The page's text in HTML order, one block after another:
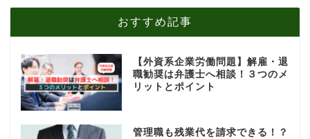
おすすめ記事
【外資系企業労働問題】解雇・退
職勧奨は弁護士へ相談！３つのメ
リットとポイント
管理職も残業代を請求できる！？